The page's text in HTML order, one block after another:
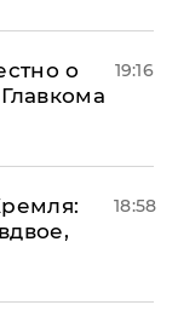
о
19:16
18:58